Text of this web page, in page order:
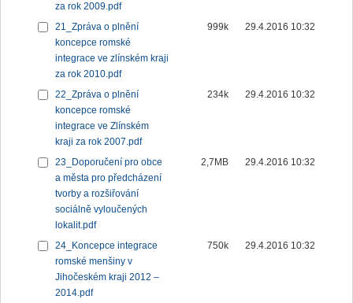
za rok 2009.pdf
21_Zpráva o plnění
koncepce romské
integrace ve zlínském kraji
za rok 2010.pdf
999k 29.4.2016 10:32
22_Zpráva o plnění
koncepce romské
integrace ve Zlínském
kraji za rok 2007.pdf
234k 29.4.2016 10:32
23_Doporučení pro obce
a města pro předcházení
tvorby a rozšiřování
sociálně vyloučených
lokalit.pdf
2,7MB 29.4.2016 10:32
24_Koncepce integrace
romské menšiny v
Jihočeském kraji 2012 –
2014.pdf
750k 29.4.2016 10:32